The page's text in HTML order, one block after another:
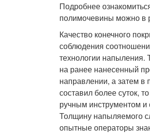
Подробнее
полимочевины можно в
Качество конечного
соблюдения
технологии напыления.
на ранее нанесенный
направлении, а затем
составил более суток,
ручным инструментом
Толщину напыляемого
опытные операторы